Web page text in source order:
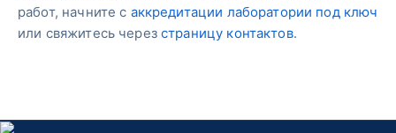
работ, начните с аккредитации лаборатории под ключ
или свяжитесь черезстраницу контактов.